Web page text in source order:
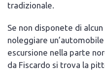
tradizionale.
Se non disponete di
noleggiare
escursione nella parte
da Fiscardo si trova la